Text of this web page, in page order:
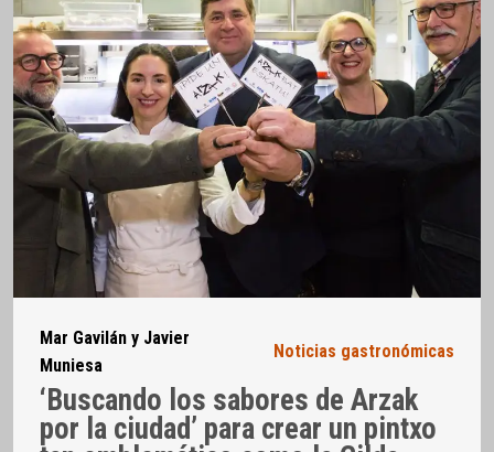
Mar Gavilán y Javier
Muniesa
Noticias gastronómicas
‘Buscando los sabores de Arzak
por la ciudad’ para crear un pintxo